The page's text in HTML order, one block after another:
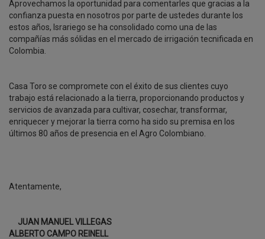
Aprovechamos la oportunidad para comentarles que gracias a la
confianza puesta en nosotros por parte de ustedes durante los
estos años, Israriego se ha consolidado como una de las
compañías más sólidas en el mercado de irrigación tecnificada en
Colombia.
Casa Toro se compromete con el éxito de sus clientes cuyo
trabajo está relacionado a la tierra, proporcionando productos y
servicios de avanzada para cultivar, cosechar, transformar,
enriquecer y mejorar la tierra como ha sido su premisa en los
últimos 80 años de presencia en el Agro Colombiano.
Atentamente,
JUAN MANUEL VILLEGAS
ALBERTO CAMPO REINELL